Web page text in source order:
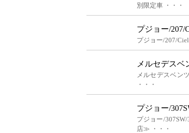
別限定車 ・・・
プジョー/
プジョー/207/
メルセデスベ
メルセデスベン
・・・
プジョー/
プジョー/
店≫ ・・・